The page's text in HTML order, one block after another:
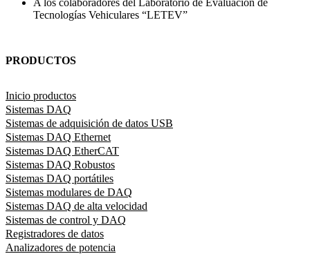
A los colaboradores del Laboratorio de Evaluación de
Tecnologías Vehiculares “LETEV”
PRODUCTOS
Inicio productos
Sistemas DAQ
Sistemas de adquisición de datos USB
Sistemas DAQ Ethernet
Sistemas DAQ EtherCAT
Sistemas DAQ Robustos
Sistemas DAQ portátiles
Sistemas modulares de DAQ
Sistemas DAQ de alta velocidad
Sistemas de control y DAQ
Registradores de datos
Analizadores de potencia